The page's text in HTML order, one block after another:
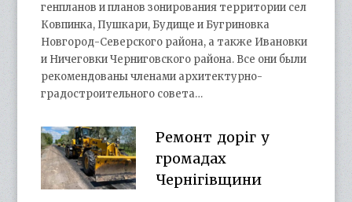
генпланов и планов зонирования территории сел
Ковпинка, Пушкари, Будище и Бугриновка
Новгород-Северского района, а также Ивановки
и Ничеговки Черниговского района. Все они были
рекомендованы членами архитектурно-
градостроительного совета…
Ремонт доріг у
громадах
Чернігівщини